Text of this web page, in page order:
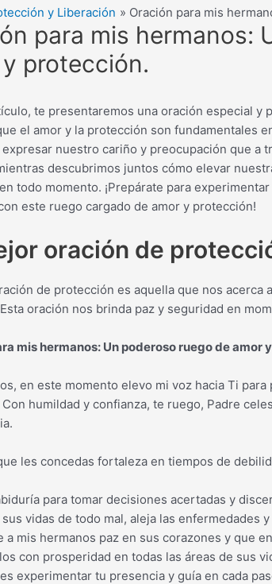
y Liberación Oración para mis
para mis hermanos:
protección.
te presentaremos una oración especial y
el amor y la protección son fundamentales
expresar nuestro cariño y preocupación que a
descubrimos juntos cómo elevar
todo momento. ¡Prepárate para
este ruego cargado de amor y protección!
oración de
de protección es aquella que nos acerca
oración nos brinda paz y seguridad en
mis hermanos: Un poderoso ruego de amor
en este momento elevo mi voz hacia Ti
humildad y confianza, te ruego, Padre
les concedas fortaleza en tiempos de
para tomar decisiones acertadas y
vidas de todo mal, aleja las enfermedades
a mis hermanos paz en sus corazones y que
con prosperidad en todas las áreas de sus
experimentar tu presencia y guía en cada